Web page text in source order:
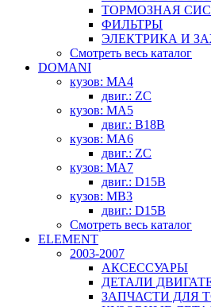
ТОРМОЗНАЯ
ФИЛЬТРЫ
ЭЛЕКТРИКА И
Смотреть весь каталог
DOMANI
кузов: MA4
двиг.: ZC
кузов: MA5
двиг.: B18B
кузов: MA6
двиг.: ZC
кузов: MA7
двиг.: D15B
кузов: MB3
двиг.: D15B
Смотреть весь каталог
ELEMENT
2003-2007
АКСЕССУАРЫ
ДЕТАЛИ
ЗАПЧАСТИ ДЛЯ